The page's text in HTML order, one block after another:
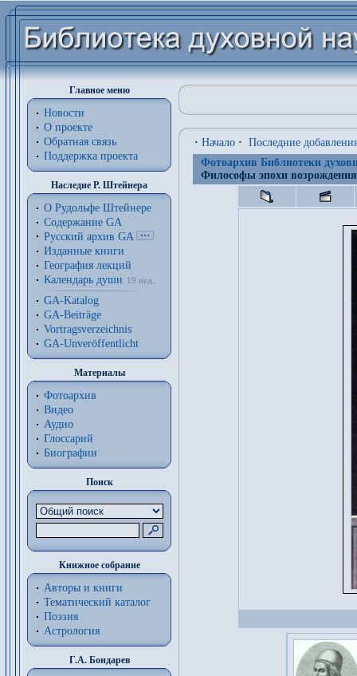
Главное меню
Новости
О проекте
Обратная связь
Поддержка проекта
Наследие Р. Штейнера
О Рудольфе Штейнере
Содержание GA
Русский архив GA
Изданные книги
География лекций
Календарь души
19 нед.
GA-Katalog
GA-Beiträge
Vortragsverzeichnis
GA-Unveröffentlicht
Материалы
Фотоархив
Видео
Аудио
Глоссарий
Биографии
Поиск
Книжное собрание
Авторы и книги
Тематический каталог
Поэзия
Астрология
Г.А. Бондарев
· Начало · Последние
Фотоархив Библиотеки
Философы эпохи